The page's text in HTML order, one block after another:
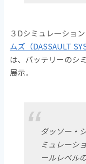
３Dシミュレーショ
ムズ（DASSAULT
は、バッテリーのシ
展示。
ダッソー・
ミュレーシ
ールレベル